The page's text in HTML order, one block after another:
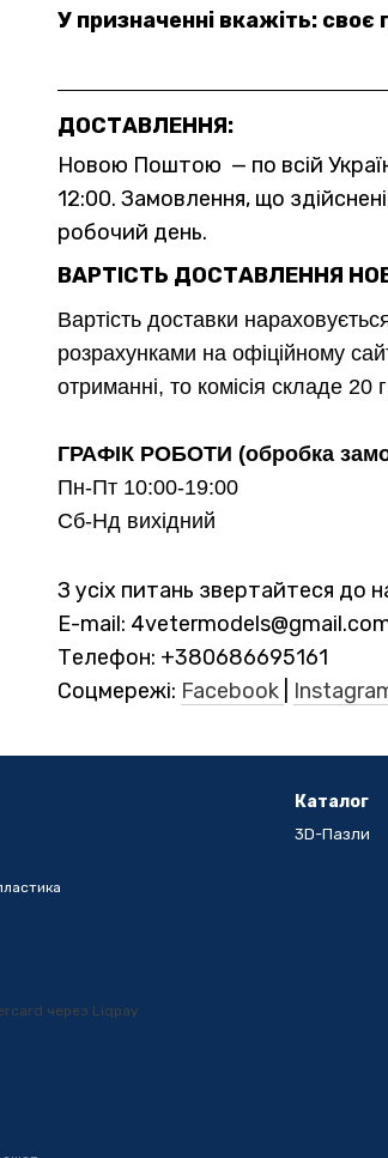
У призначенні вкажіть: своє
ДОСТАВЛЕННЯ:
Новою Поштою — по всій
12:00. Замовлення, що
робочий день.
ВАРТІСТЬ ДОСТАВЛЕННЯ
Вартість доставки
розрахунками на офіційному
отриманні, то комісія складе
ГРАФІК РОБОТИ (обробка
Пн-Пт 10:00-19:00
Сб-Нд вихідний
З усіх питань звертайтеся до
E-mail:
Телефон: +380686695161
Соцмережі: Facebook
Каталог
3D-Пазли